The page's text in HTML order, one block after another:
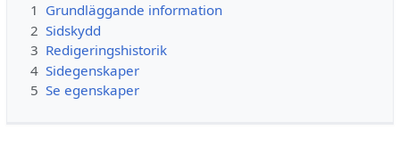
1 Grundläggande information
2 Sidskydd
3 Redigeringshistorik
4 Sidegenskaper
5 Se egenskaper